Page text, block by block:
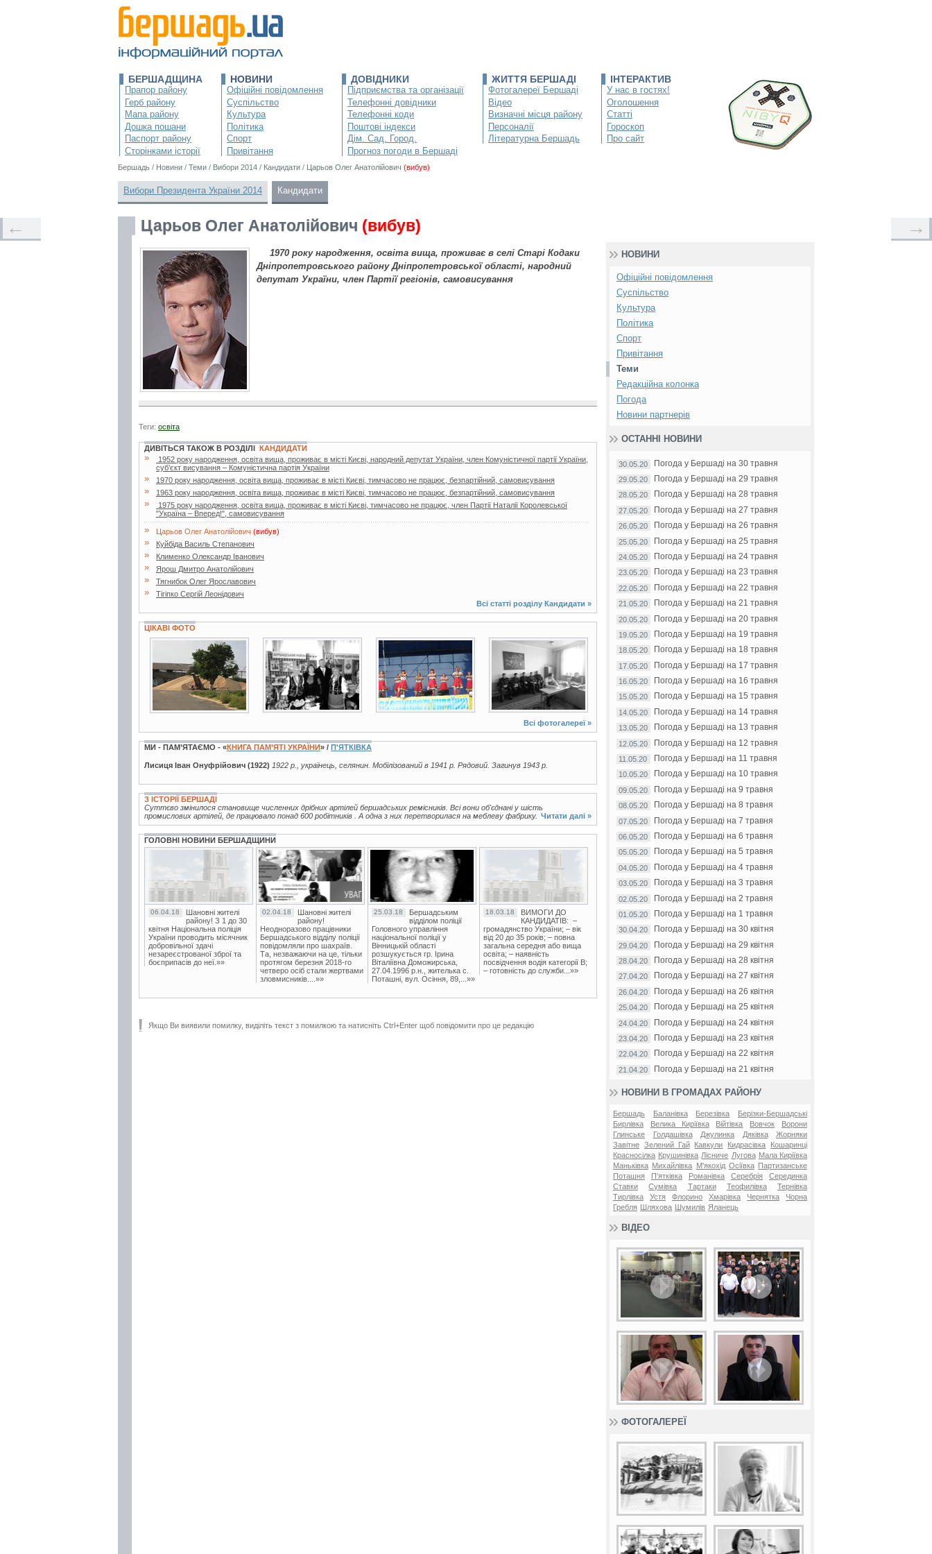
БЕРШАДЩИНА
Прапор району
Герб району
Мапа району
Дошка пошани
Паспорт району
Сторінками історії
НОВИНИ
Офіційні повідомлення
Суспільство
Культура
Політика
Спорт
Привітання
ДОВІДНИКИ
Підприємства та організації
Телефонні довідники
Телефонні коди
Поштові індекси
Дім. Сад. Город.
Прогноз погоди в Бершаді
ЖИТТЯ БЕРШАДІ
Фотогалереї Бершаді
Відео
Визначні місця району
Персоналії
Літературна Бершадь
ІНТЕРАКТИВ
У нас в гостях!
Оголошення
Статті
Гороскоп
Про сайт
Бершадь / Новини / Теми / Вибори 2014 / Кандидати / Царьов Олег Анатолійович (вибув)
Вибори Президента України 2014 Кандидати
Царьов Олег Анатолійович (вибув)
1970 року народження, освіта вища, проживає в селі Старі Кодаки
Дніпропетровського району Дніпропетровської області, народний
депутат України, член Партії регіонів, cамовисування
Теги: освіта
← →
ДИВІТЬСЯ ТАКОЖ В РОЗДІЛІ КАНДИДАТИ
»
1952 року народження, освіта вища, проживає в місті Києві, народний депутат України, член Комуністичної партії України,
суб’єкт висування – Комуністична партія України
» 1970 року народження, освіта вища, проживає в місті Києві, тимчасово не працює, безпартійний, cамовисування
» 1963 року народження, освіта вища, проживає в місті Києві, тимчасово не працює, безпартійний, самовисування
»
1975 року народження, освіта вища, проживає в місті Києві, тимчасово не працює, член Партії Наталії Королевської
"Україна – Вперед!", cамовисування
» Царьов Олег Анатолійович (вибув)
» Куйбіда Василь Степанович
» Клименко Олександр Іванович
» Ярош Дмитро Анатолійович
» Тягнибок Олег Ярославович
»
Тігіпко Сергій Леонідович
Всі статті розділу Кандидати »
ЦІКАВІ ФОТО
2 фото 5 фото
Всі фотогалереї »
МИ - ПАМ’ЯТАЄМО - «КНИГА ПАМ’ЯТІ УКРАЇНИ» / П'ЯТКІВКА
Лисиця Іван Онуфрійович (1922) 1922 р., українець, селянин. Мобілізований в 1941 р. Рядовий. Загинув 1943 р.
З ІСТОРІЇ БЕРШАДІ
Суттєво змінилося становище численних дрібних артілей бершадських ремісників. Всі вони об'єднані у шість
промислових артілей, де працювало понад 600 робітників . А одна з них перетворилася на меблеву фабрику. Читати далі »
ГОЛОВНІ НОВИНИ БЕРШАДЩИНИ
06.04.18
Шановні жителі
району! З 1 до 30
квітня Національна поліція
України проводить місячник
добровільної здачі
незареєстрованої зброї та
боєприпасів до неї.»»
02.04.18
Шановні жителі
району!
Неодноразово працівники
Бершадського відділу поліції
повідомляли про шахраїв.
Та, незважаючи на це, тільки
протягом березня 2018-го
четверо осіб стали жертвами
зловмисників....»»
25.03.18
Бершадським
відділом поліції
Головного управління
національної поліції у
Вінницькій області
розшукується гр. Ірина
Віталіївна Доможирська,
27.04.1996 р.н., жителька с.
Поташні, вул. Осіння, 89,...»»
18.03.18
ВИМОГИ ДО
КАНДИДАТІВ: –
громадянство України; – вік
від 20 до 35 років; – повна
загальна середня або вища
освіта; – наявність
посвідчення водія категорії В;
– готовність до служби...»»
Якщо Ви виявили помилку, виділіть текст з помилкою та натисніть Ctrl+Enter щоб повідомити про це редакцію
НОВИНИ
Офіційні повідомлення
Суспільство
Культура
Політика
Спорт
Привітання
Теми
Редакційна колонка
Погода
Новини партнерів
ОСТАННІ НОВИНИ
30.05.20 Погода у Бершаді на 30 травня
29.05.20 Погода у Бершаді на 29 травня
28.05.20 Погода у Бершаді на 28 травня
27.05.20 Погода у Бершаді на 27 травня
26.05.20 Погода у Бершаді на 26 травня
25.05.20 Погода у Бершаді на 25 травня
24.05.20 Погода у Бершаді на 24 травня
23.05.20 Погода у Бершаді на 23 травня
22.05.20 Погода у Бершаді на 22 травня
21.05.20 Погода у Бершаді на 21 травня
20.05.20 Погода у Бершаді на 20 травня
19.05.20 Погода у Бершаді на 19 травня
18.05.20 Погода у Бершаді на 18 травня
17.05.20 Погода у Бершаді на 17 травня
16.05.20 Погода у Бершаді на 16 травня
15.05.20 Погода у Бершаді на 15 травня
14.05.20 Погода у Бершаді на 14 травня
13.05.20 Погода у Бершаді на 13 травня
12.05.20 Погода у Бершаді на 12 травня
11.05.20 Погода у Бершаді на 11 травня
10.05.20 Погода у Бершаді на 10 травня
09.05.20 Погода у Бершаді на 9 травня
08.05.20 Погода у Бершаді на 8 травня
07.05.20 Погода у Бершаді на 7 травня
06.05.20 Погода у Бершаді на 6 травня
05.05.20 Погода у Бершаді на 5 травня
04.05.20 Погода у Бершаді на 4 травня
03.05.20 Погода у Бершаді на 3 травня
02.05.20 Погода у Бершаді на 2 травня
01.05.20 Погода у Бершаді на 1 травня
30.04.20 Погода у Бершаді на 30 квітня
29.04.20 Погода у Бершаді на 29 квітня
28.04.20 Погода у Бершаді на 28 квітня
27.04.20 Погода у Бершаді на 27 квітня
26.04.20 Погода у Бершаді на 26 квітня
25.04.20 Погода у Бершаді на 25 квітня
24.04.20 Погода у Бершаді на 24 квітня
23.04.20 Погода у Бершаді на 23 квітня
22.04.20 Погода у Бершаді на 22 квітня
21.04.20 Погода у Бершаді на 21 квітня
НОВИНИ В ГРОМАДАХ РАЙОНУ
Бершадь Баланівка Березівка
Берізки-Бершадські
Бирлівка
Велика Киріївка Війтівка Вовчок
Ворони
Глинське
Голдашівка Джулинка Дяківка
Жорняки
Завітне Зелений Гай Кавкули Кидрасівка
Кошаринці
Красносілка Крушинівка Лісниче Лугова Мала Киріївка
Маньківка Михайлівка М'якохід Осіївка
Партизанське
Поташня
П'ятківка Романівка Серебрія
Серединка
Ставки
Сумівка Тартаки Теофилівка
Тернівка
Тирлівка
Устя Флорино Хмарівка Чернятка
Чорна
Гребля
Шляхова Шумилів Яланець
ВІДЕО
ФОТОГАЛЕРЕЇ